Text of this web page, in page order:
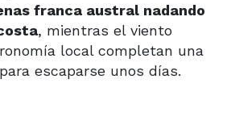
franca austral nadando
, mientras el viento
local completan una
escaparse unos días.